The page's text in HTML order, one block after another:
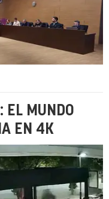
EL MUNDO
EN 4K